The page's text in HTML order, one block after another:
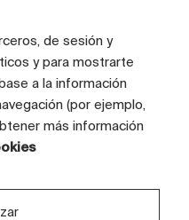
Ayuda a
a alternativas
de sesión y
y para mostrarte
a la información
(por ejemplo,
más información